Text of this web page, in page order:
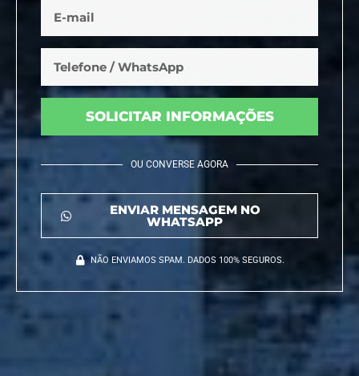
SOLICITAR INFORMAÇÕES
OU CONVERSE AGORA
ENVIAR MENSAGEM NO
WHATSAPP
NÃO ENVIAMOS SPAM. DADOS 100% SEGUROS.